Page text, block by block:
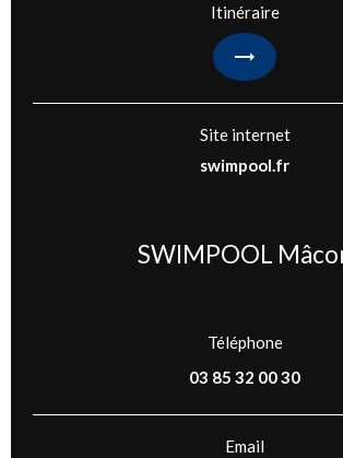
Itinéraire
Site internet
swimpool.fr
SWIMPOOL
Téléphone
03 85 32 00 30
Email